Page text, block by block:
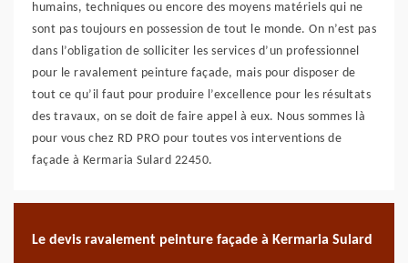
humains, techniques ou encore des moyens matériels qui ne
sont pas toujours en possession de tout le monde. On n’est pas
dans l’obligation de solliciter les services d’un professionnel
pour le ravalement peinture façade, mais pour disposer de
tout ce qu’il faut pour produire l’excellence pour les résultats
des travaux, on se doit de faire appel à eux. Nous sommes là
pour vous chez RD PRO pour toutes vos interventions de
façade à Kermaria Sulard 22450.
Le devis ravalement peinture façade à Kermaria Sulard